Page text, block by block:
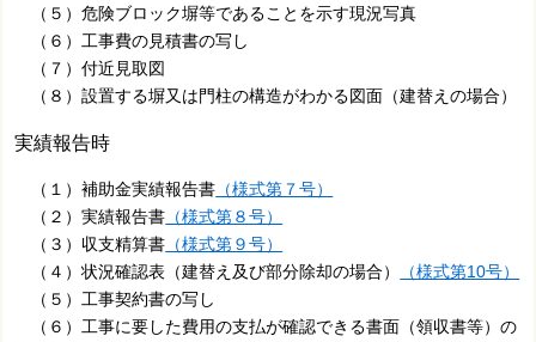
（５）危険ブロック塀等であることを示す現況写真
（６）工事費の見積書の写し
（７）付近見取図
（８）設置する塀又は門柱の構造がわかる図面（建替えの場合）
実績報告時
（１）補助金実績報告書 （様式第７号）
（２）実績報告書 （様式第８号）
（３）収支精算書 （様式第９号）
（４）状況確認表（建替え及び部分除却の場合）
（様式第10号）
（５）工事契約書の写し
（６）工事に要した費用の支払が確認できる書面（領収書等）の